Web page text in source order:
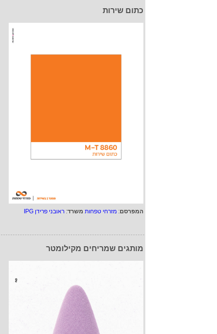
כתום שירות
המפרסם: מזרחי טפחות משרד: ראובני פרידן IPG
מותגים שמריחים מקילומטר